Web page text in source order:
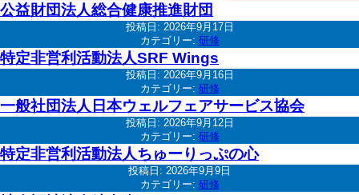
公益財団法人総合健康推進財団
投稿日: 2026年9月17日
カテゴリー: 研修
特定非営利活動法人SRF Wings
投稿日: 2026年9月16日
カテゴリー: 研修
一般社団法人日本ウェルフェアサービス協会
投稿日: 2026年9月12日
カテゴリー: 研修
特定非営利活動法人ちゅーりっぷの心
投稿日: 2026年9月9日
カテゴリー: 研修